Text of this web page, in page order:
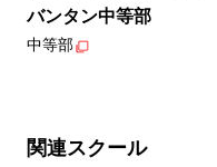
バンタン中等部
中等部
関連スクール